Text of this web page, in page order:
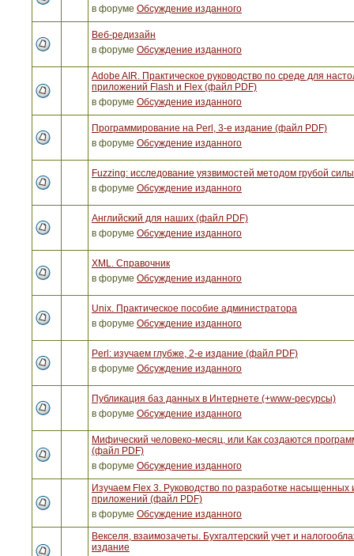
в форуме Обсуждение изданного
Веб-редизайн
в форуме Обсуждение изданного
Adobe AIR. Практическое руководство по среде для
приложений Flash и Flex (файл PDF)
в форуме Обсуждение изданного
Программирование на Perl, 3-е издание (файл PDF)
в форуме Обсуждение изданного
Fuzzing: исследование уязвимостей методом грубой
в форуме Обсуждение изданного
Английский для наших (файл PDF)
в форуме Обсуждение изданного
XML. Справочник
в форуме Обсуждение изданного
Unix. Практическое пособие администратора
в форуме Обсуждение изданного
Perl: изучаем глубже, 2-е издание (файл PDF)
в форуме Обсуждение изданного
Публикация баз данных в Интернете (+www-ресурсы)
в форуме Обсуждение изданного
Мифический человеко-месяц, или Как создаются
(файл PDF)
в форуме Обсуждение изданного
Изучаем Flex 3. Руководство по разработке насыщенных
приложений (файл PDF)
в форуме Обсуждение изданного
Векселя, взаимозачеты. Бухгалтерский учет и
издание